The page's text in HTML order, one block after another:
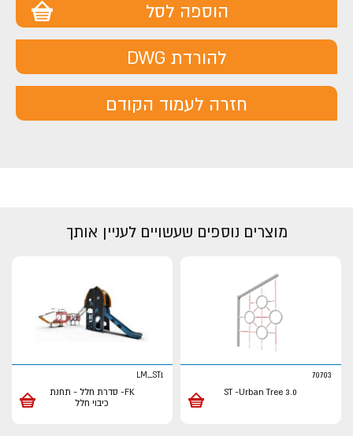
הוספה לסל
להורדת DWG
חזרה לעמוד הקודם
מוצרים נוספים שעשויים לעניין אותך
70703
ST -Urban Tree 3.0
LM_ST1
FK- סדרת חלל - תחנת
כיבוי חלל